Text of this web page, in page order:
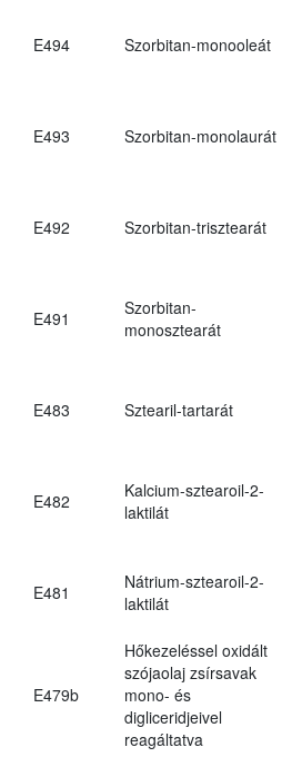
E494 Szorbitan-monooleát
E493 Szorbitan-monolaurát
E492 Szorbitan-trisztearát
E491
Szorbitan-
monosztearát
E483 Sztearil-tartarát
E482
Kalcium-sztearoil-2-
laktilát
E481
Nátrium-sztearoil-2-
laktilát
E479b
Hőkezeléssel oxidált
szójaolaj zsírsavak
mono- és
digliceridjeivel
reagáltatva